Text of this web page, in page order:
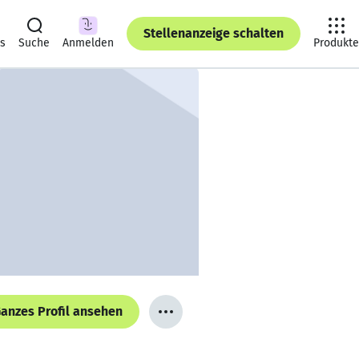
Suche Anmelden
Stellenanzeige schalten
Produkte
Profil ansehen